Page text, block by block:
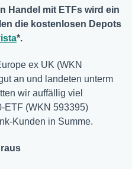
Handel mit ETFs wird ein
die kostenlosen Depots
*.
ex UK (WKN
an und landeten unterm
wir auffällig viel
ETF (WKN 593395)
Kunden in Summe.